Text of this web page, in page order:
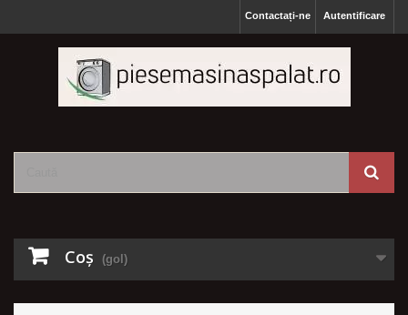
Autentificare
Contactați-ne
Coş (gol)